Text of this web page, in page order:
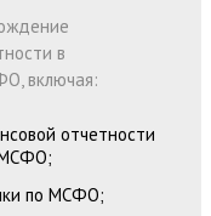
в
включая:
отчетности
МСФО;
по МСФО;